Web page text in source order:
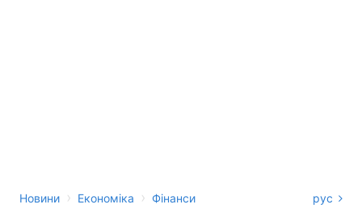
Новини › Економіка › Фінанси рус